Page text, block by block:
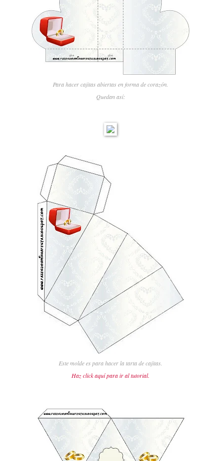
Para hacer cajitas abiertas en forma de corazón.
Quedan así:
Este molde es para hacer la tarta de cajitas.
Haz click aquí para ir al tutorial.